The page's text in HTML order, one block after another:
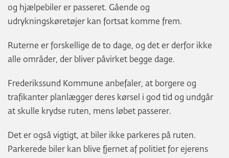
og hjælpebiler er passeret. Gående og
udrykningskøretøjer kan fortsat komme frem.
Ruterne er forskellige de to dage, og det er derfor ikke
alle områder, der bliver påvirket begge dage.
Frederikssund Kommune anbefaler, at borgere og
trafikanter planlægger deres kørsel i god tid og undgår
at skulle krydse ruten, mens løbet passerer.
Det er også vigtigt, at biler ikke parkeres på ruten.
Parkerede biler kan blive fjernet af politiet for ejerens